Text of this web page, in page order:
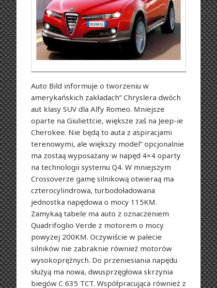
Auto Bild informuje o tworzeniu w
amerykańskich zakładach” Chryslera dwóch
aut klasy SUV dla Alfy Romeo. Mniejsze
oparte na Giuliettcie, większe zaś na Jeep-ie
Cherokee. Nie będą to auta z aspiracjami
terenowymi, ale większy model” opcjonalnie
ma zostaą wyposażany w napęd 4×4 oparty
na technologii systemu Q4. W mniejszym
Crossoverze gamę silnikową otwieraą ma
czterocylindrowa, turbodoładowana
jednostka napędowa o mocy 115KM.
Zamykaą tabele ma auto z oznaczeniem
Quadrifoglio Verde z motorem o mocy
powyzej 200KM. Oczywiście w palecie
silników nie zabraknie również motorów
wysokoprężnych. Do przeniesiania napędu
służyą ma nowa, dwusprzęgłowa skrzynia
biegów C 635 TCT. Współpracująca również z